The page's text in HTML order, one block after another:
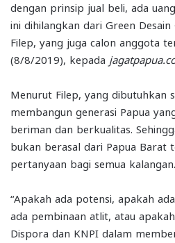
dengan prinsip jual beli, ada
ini dihilangkan dari Green Desain
Filep, yang juga calon anggota
(8/8/2019), kepada
Menurut Filep, yang dibutuhkan
membangun generasi Papua
beriman dan berkualitas.
bukan berasal dari Papua Barat
pertanyaan bagi semua kalangan.
“Apakah ada potensi, apakah
ada pembinaan atlit, atau
Dispora dan KNPI dalam